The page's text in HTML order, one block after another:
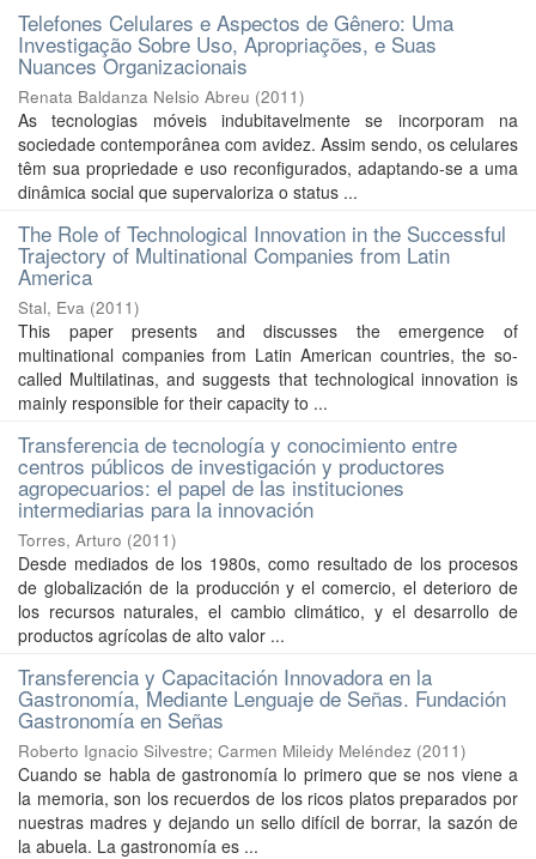
Telefones Celulares e Aspectos de Gênero: Uma
Investigação Sobre Uso, Apropriações, e Suas
Nuances Organizacionais
Renata Baldanza Nelsio Abreu (2011)
As tecnologias móveis indubitavelmente se incorporam na
sociedade contemporânea com avidez. Assim sendo, os celulares
têm sua propriedade e uso reconfigurados, adaptando-se a uma
dinâmica social que supervaloriza o status ...
The Role of Technological Innovation in the Successful
Trajectory of Multinational Companies from Latin
America
Stal, Eva (2011)
This paper presents and discusses the emergence of
multinational companies from Latin American countries, the so-
called Multilatinas, and suggests that technological innovation is
mainly responsible for their capacity to ...
Transferencia de tecnología y conocimiento entre
centros públicos de investigación y productores
agropecuarios: el papel de las instituciones
intermediarias para la innovación
Torres, Arturo (2011)
Desde mediados de los 1980s, como resultado de los procesos
de globalización de la producción y el comercio, el deterioro de
los recursos naturales, el cambio climático, y el desarrollo de
productos agrícolas de alto valor ...
Transferencia y Capacitación Innovadora en la
Gastronomía, Mediante Lenguaje de Señas. Fundación
Gastronomía en Señas
Roberto Ignacio Silvestre; Carmen Mileidy Meléndez (2011)
Cuando se habla de gastronomía lo primero que se nos viene a
la memoria, son los recuerdos de los ricos platos preparados por
nuestras madres y dejando un sello difícil de borrar, la sazón de
la abuela. La gastronomía es ...